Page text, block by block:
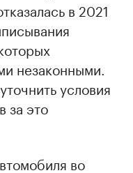
в 2021
незаконными.
условия
за это
во